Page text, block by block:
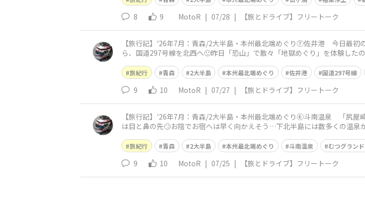
8 9 MotoR | 07/28 | 【旅とドライブ】フリートーク
【旅行記】'26年7月：青森/2大半島・本州最北端めぐり⑦佐井港 今日最
ら、国道297号線を北西へ🙂昨日「恐山」で散々「地獄めぐり」を体験し
旅紀行 青森 2大半島 本州最北端めぐり 佐井港 国道297号線
9 10 MotoR | 07/27 | 【旅とドライブ】フリートーク
【旅行記】'26年7月：青森/2大半島・本州最北端めぐり⑥斗南温泉 「尻屋
は目と鼻の先🙄お陰でお宿へは早く向かえそう…下北半島には数多くの温
旅紀行 青森 2大半島 本州最北端めぐり 斗南温泉 むつグラン
9 10 MotoR | 07/25 | 【旅とドライブ】フリートーク